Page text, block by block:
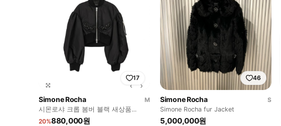
17
Simone Rocha
M
시몬로샤 크롭 봄버 블랙 새상품
simon rocha cropped bo
20%880,000원
46
Simone Rocha
S
Simone Rocha fur Jacket
5,000,000원